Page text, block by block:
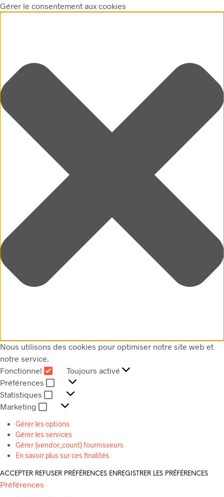
Gérer le consentement aux cookies
Nous utilisons des cookies pour optimiser notre site web et
notre service.
Fonctionnel
FONCTIONNEL
Toujours activé
Préférences
PRÉFÉRENCES
Statistiques
STATISTIQUES
Marketing
Gérer les options
Gérer les services
Gérer {vendor_count} fournisseurs
En savoir plus sur ces finalités
ACCEPTER REFUSER PRÉFÉRENCES ENREGISTRER LES PRÉFÉRENCES
Préférences